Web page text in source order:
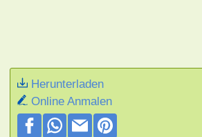
Herunterladen
Online Anmalen